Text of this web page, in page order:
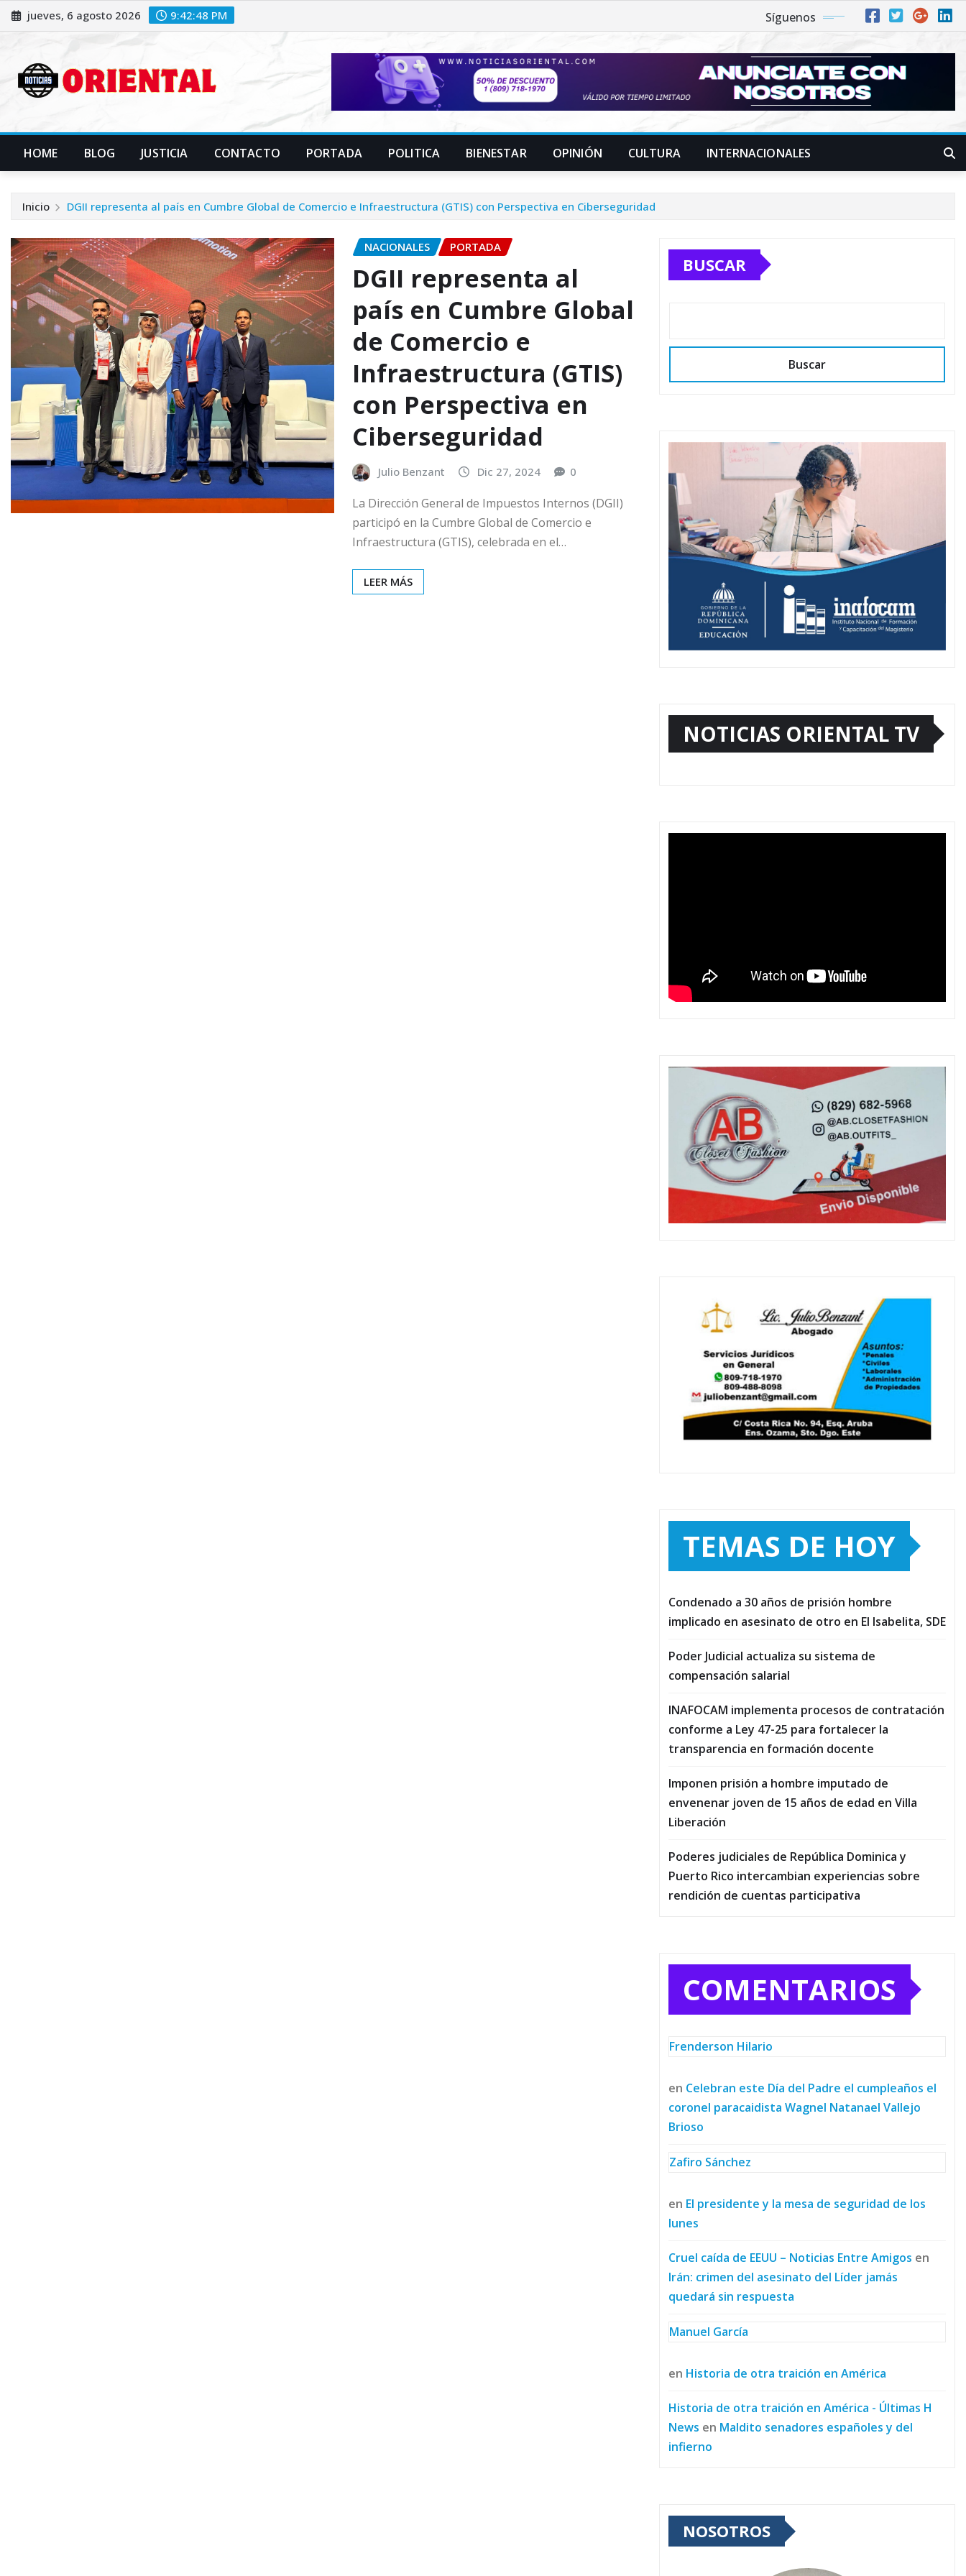
Saltar
al
jueves, 6 agosto 2026 9:42:49 PM Síguenos
HOME BLOG JUSTICIA CONTACTO PORTADA POLITICA BIENESTAR OPINIÓN CULTURA INTERNACIONALES
Inicio DGII representa al país en Cumbre Global de Comercio e Infraestructura (GTIS) con Perspectiva en Ciberseguridad
NACIONALES PORTADA
DGII representa al
país en Cumbre Global
de Comercio e
Infraestructura (GTIS)
con Perspectiva en
Ciberseguridad
Julio Benzant Dic 27, 2024 0
La Dirección General de Impuestos Internos (DGII)
participó en la Cumbre Global de Comercio e
Infraestructura (GTIS), celebrada en el…
LEER MÁS
BUSCAR
Buscar
NOTICIAS ORIENTAL TV
TEMAS DE HOY
Condenado a 30 años de prisión hombre
implicado en asesinato de otro en El Isabelita, SDE
Poder Judicial actualiza su sistema de
compensación salarial
INAFOCAM implementa procesos de contratación
conforme a Ley 47-25 para fortalecer la
transparencia en formación docente
Imponen prisión a hombre imputado de
envenenar joven de 15 años de edad en Villa
Liberación
Poderes judiciales de República Dominica y
Puerto Rico intercambian experiencias sobre
rendición de cuentas participativa
COMENTARIOS
Frenderson Hilario
en Celebran este Día del Padre el cumpleaños el
coronel paracaidista Wagnel Natanael Vallejo
Brioso
Zafiro Sánchez
en El presidente y la mesa de seguridad de los
lunes
Cruel caída de EEUU – Noticias Entre Amigos en
Irán: crimen del asesinato del Líder jamás
quedará sin respuesta
Manuel García
en Historia de otra traición en América
Historia de otra traición en América - Últimas H
News en Maldito senadores españoles y del
infierno
NOSOTROS